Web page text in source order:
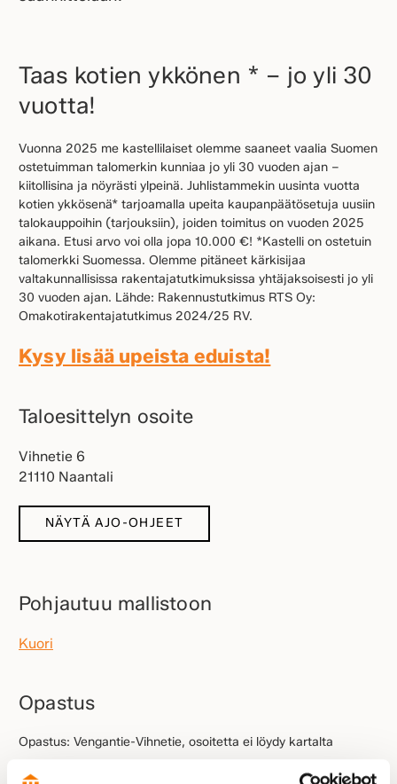
Taas kotien ykkönen * – jo yli 30
vuotta!
Vuonna 2025 me kastellilaiset olemme saaneet vaalia Suomen
ostetuimman talomerkin kunniaa jo yli 30 vuoden ajan –
kiitollisina ja nöyrästi ylpeinä. Juhlistammekin uusinta vuotta
kotien ykkösenä* tarjoamalla upeita kaupanpäätösetuja uusiin
talokauppoihin (tarjouksiin), joiden toimitus on vuoden 2025
aikana. Etusi arvo voi olla jopa 10.000 €! *Kastelli on ostetuin
talomerkki Suomessa. Olemme pitäneet kärkisijaa
valtakunnallisissa rakentajatutkimuksissa yhtäjaksoisesti jo yli
30 vuoden ajan. Lähde: Rakennustutkimus RTS Oy:
Omakotirakentajatutkimus 2024/25 RV.
Kysy lisää upeista eduista!
Taloesittelyn osoite
Vihnetie 6
21110 Naantali
NÄYTÄ AJO-OHJEET
Pohjautuu mallistoon
Kuori
Opastus
Opastus: Vengantie-Vihnetie, osoitetta ei löydy kartalta